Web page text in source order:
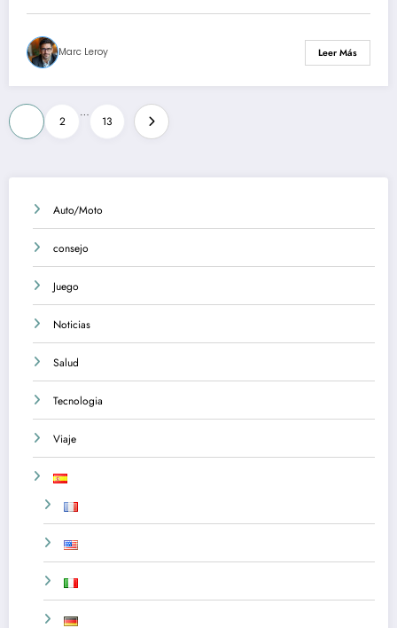
Marc Leroy Leer Más
Posts
pagination
2
…
13
Auto/Moto
consejo
Juego
Noticias
Salud
Tecnologia
Viaje